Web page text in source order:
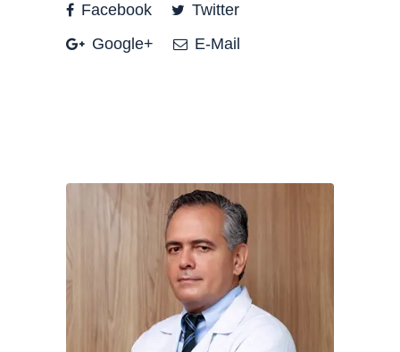
Facebook
Twitter
Google+
E-Mail